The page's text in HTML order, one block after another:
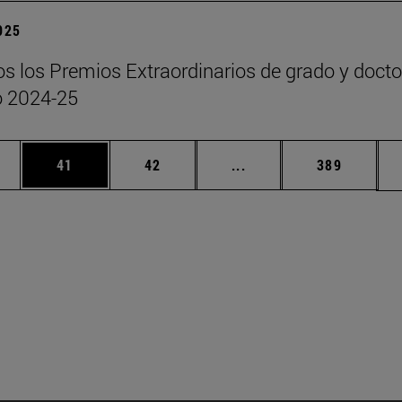
los Premios Extraordinarios de grado y
2024-25
Use TAB para desplazarse.
Página
41 Página
42 ... Páginas intermedias
Página
389